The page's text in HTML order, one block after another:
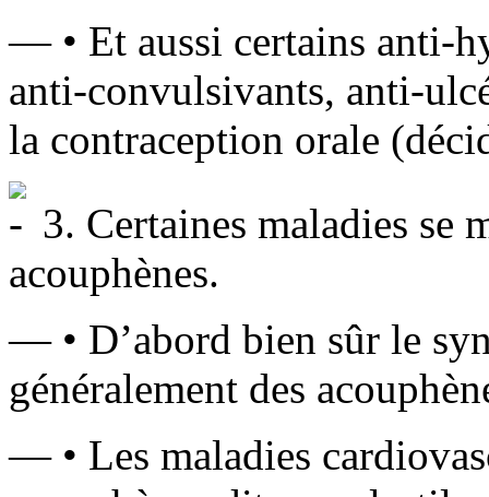
— • Et aussi certains anti-
anti-convulsivants, anti-
la contraception orale
3. Certaines maladies se
acouphènes.
— • D’abord bien sûr le
généralement des
— • Les maladies